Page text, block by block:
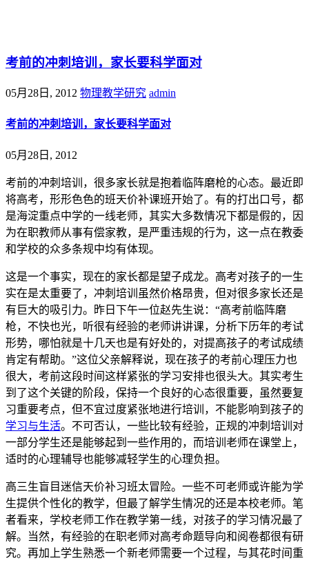
考前的冲刺培训，家长要科学面对
05月28日, 2012 物理教学研究 admin
考前的冲刺培训，家长要科学面对
05月28日, 2012
考前的冲刺培训，很多家长就是抱着临阵磨枪的心态。最近即
将高考，形形色色的班天价补课班开始了。有的打出口号，都
是海淀重点中学的一线老师，其实大多数情况下都是假的，因
为在职教师从事有偿家教，是严重违规的行为，这一点在教委
和学校的众多条规中均有体现。
这是一个事实，现在的家长都是望子成龙。高考对孩子的一生
实在是太重要了，冲刺培训虽然价格昂贵，但对很多家长还是
有巨大的吸引力。昨日下午一位赵先生说：“高考前临阵磨
枪，不快也光，听很有经验的老师讲讲课，分析下历年的考试
形势，哪怕就是十几天也是有好处的，对提高孩子的考试成绩
肯定有帮助。”这位父亲解释说，现在孩子的考前心理压力也
很大，考前这段时间这样紧张的学习安排也很头大。其实考生
到了这个关键的阶段，保持一个良好的心态很重要，虽然要复
习重要考点，但不宜过度紧张地进行培训，不能影响到孩子的
学习与生活。不可否认，一些比较有经验，正规的冲刺培训对
一部分学生还是能够起到一些作用的，而培训老师在课堂上，
适时的心理辅导也能够减轻学生的心理负担。
高三生盲目迷信天价补习班太冒险。一些不可老师或许能为学
生提供个性化的教学，但最了解学生情况的还是本校老师。笔
者看来，学校老师工作在教学第一线，对孩子的学习情况最了
解。当然，有经验的在职老师对高考命题导向和阅卷都很有研
究。再加上学生熟悉一个新老师需要一个过程，与其花时间重